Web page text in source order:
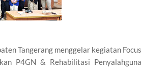
Tangerang menggelar kegiatan Focus
P4GN & Rehabilitasi Penyalahguna